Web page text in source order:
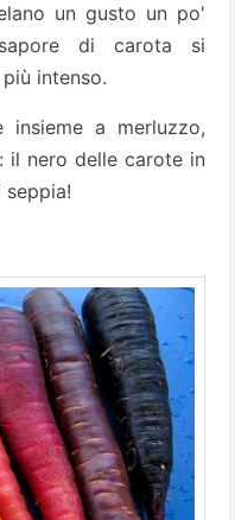
un gusto un po'
di carota si
intenso.
insieme a merluzzo,
il nero delle carote in